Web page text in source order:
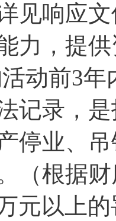
见响应
力，提
动前3
记录，
停业、
（根据
元以上